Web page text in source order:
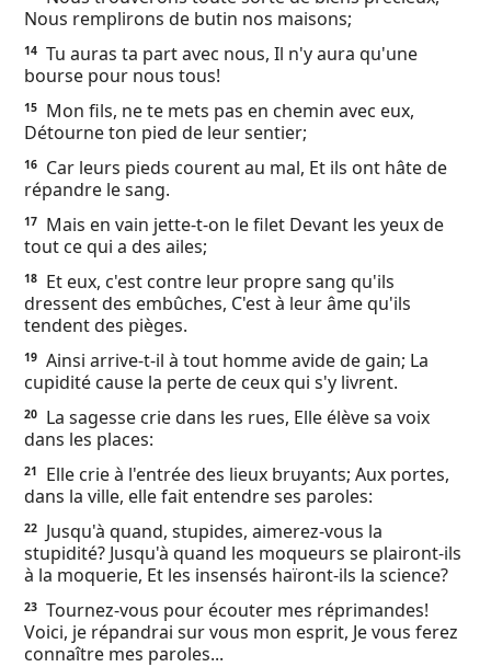
Nous remplirons de butin nos maisons;
14 Tu auras ta part avec nous, Il n'y aura qu'une
bourse pour nous tous!
15
Mon fils, ne te mets pas en chemin avec eux,
Détourne ton pied de leur sentier;
16
Car leurs pieds courent au mal, Et ils ont hâte de
répandre le sang.
17
Mais en vain jette-t-on le filet Devant les yeux de
tout ce qui a des ailes;
18
Et eux, c'est contre leur propre sang qu'ils
dressent des embûches, C'est à leur âme qu'ils
tendent des pièges.
19 Ainsi arrive-t-il à tout homme avide de gain; La
cupidité cause la perte de ceux qui s'y livrent.
20
La sagesse crie dans les rues, Elle élève sa voix
dans les places:
21
Elle crie à l'entrée des lieux bruyants; Aux portes,
dans la ville, elle fait entendre ses paroles:
22
Jusqu'à quand, stupides, aimerez-vous la
stupidité? Jusqu'à quand les moqueurs se plairont-ils
à la moquerie, Et les insensés haïront-ils la science?
23 Tournez-vous pour écouter mes réprimandes!
Voici, je répandrai sur vous mon esprit, Je vous ferez
connaître mes paroles...